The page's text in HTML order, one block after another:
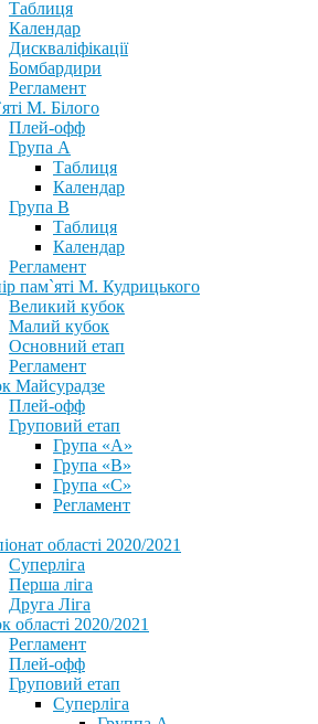
Таблиця
Календар
Дискваліфікації
Бомбардири
Регламент
М. Білого
Плей-офф
Група А
Таблиця
Календар
Група В
Таблиця
Календар
Регламент
пам`яті М. Кудрицького
Великий кубок
Малий кубок
Основний етап
Регламент
Майсурадзе
Плей-офф
Груповий етап
Група «А»
Група «B»
Група «C»
Регламент
області 2020/2021
Суперліга
Перша ліга
Друга Ліга
області 2020/2021
Регламент
Плей-офф
Груповий етап
Суперліга